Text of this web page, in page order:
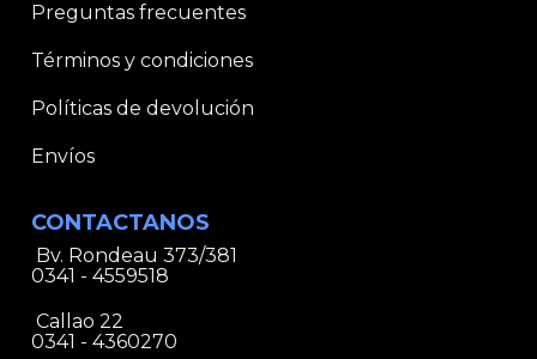
Preguntas frecuentes
Términos y condiciones
Políticas de devolución
Envíos
CONTACTANOS
Bv. Rondeau 373/381
0341 - 4559518
Callao 22
0341 - 4360270